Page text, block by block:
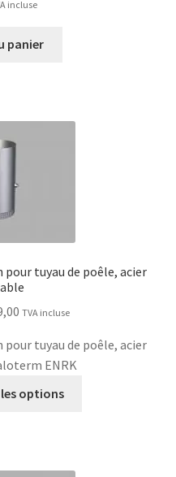
incluse
panier
tuyau de poêle, acier
Plage
prix :
€133,00
à
TVA incluse
tuyau de poêle, acier
ENRK
options